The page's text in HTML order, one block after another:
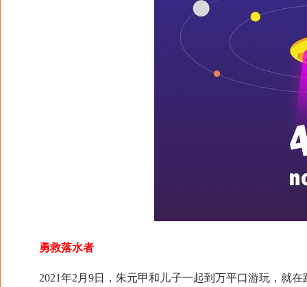
勇救落水者
2021年2月9日，朱元甲和儿子一起到万平口游玩，就在